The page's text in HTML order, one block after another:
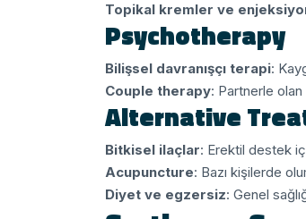
Topikal kremler ve
Psychotherapy
Bilişsel davranışçı terapi:
Couple therapy: Partnerle
Alternative
Bitkisel ilaçlar: Erektil destek
Acupuncture: Bazı kişilerde
Diyet ve egzersiz: Genel